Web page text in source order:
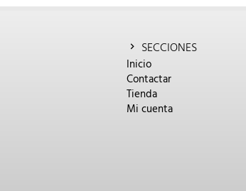
SECCIONES
Inicio
Contactar
Tienda
Mi cuenta